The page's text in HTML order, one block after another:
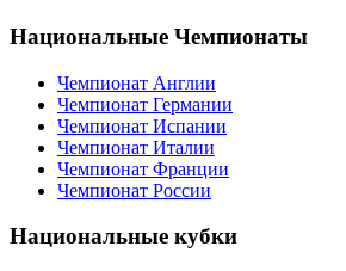
Национальные Чемпионаты
Чемпионат Англии
Чемпионат Германии
Чемпионат Испании
Чемпионат Италии
Чемпионат Франции
Чемпионат России
Национальные кубки